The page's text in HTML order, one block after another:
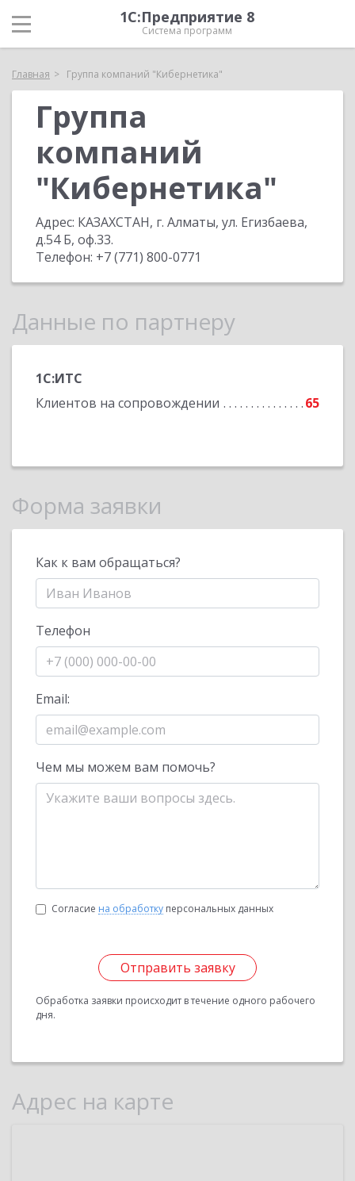
1С:Предприятие 8
Система программ
Главная Группа компаний "Кибернетика"
Группа
компаний
"Кибернетика"
Адрес: КАЗАХСТАН, г. Алматы, ул. Егизбаева,
д.54 Б, оф.33.
Телефон: +7 (771) 800-0771
Данные по партнеру
1С:ИТС
Клиентов на сопровождении
65
Форма заявки
Как к вам обращаться?
Телефон
Email:
Чем мы можем вам помочь?
Согласие на обработку персональных данных
Отправить заявку
Обработка заявки происходит в течение одного рабочего
дня.
Адрес на карте